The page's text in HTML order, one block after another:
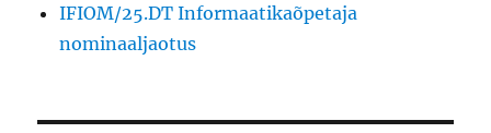
IFIOM/25.DT Informaatikaõpetaja
nominaaljaotus